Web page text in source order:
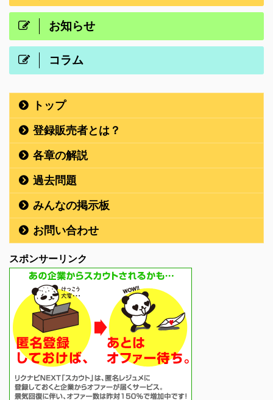
お知らせ
コラム
トップ
登録販売者とは？
各章の解説
過去問題
みんなの掲示板
お問い合わせ
スポンサーリンク